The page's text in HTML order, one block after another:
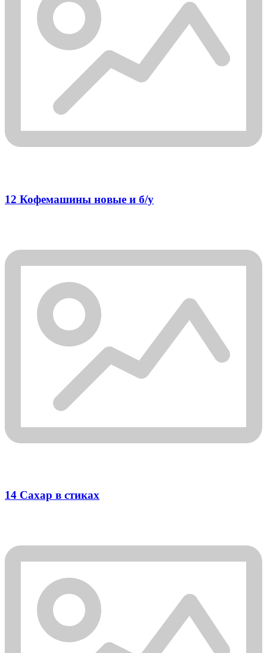
12 Кофемашины новые и б/у
14 Сахар в стиках